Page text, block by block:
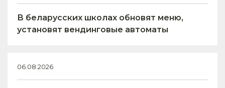
В беларусских школах обновят меню,
установят вендинговые автоматы
06.08.2026